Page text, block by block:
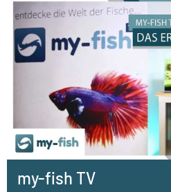
my-fish TV